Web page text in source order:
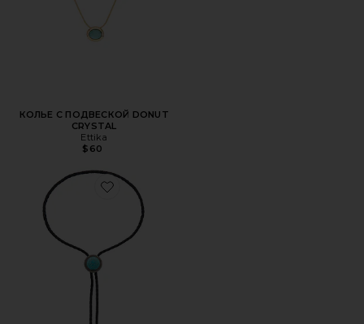
КОЛЬЕ С ПОДВЕСКОЙ DONUT
CRYSTAL
Ettika
$60
Favorite КОЖАНОЕ КОЛЬЕ-ЛАРИАТ MARIE